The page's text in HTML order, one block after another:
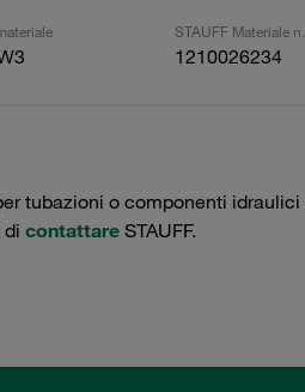
STAUFF Materiale n.
1210026234
tubazioni o componenti
di contattareSTAUFF.